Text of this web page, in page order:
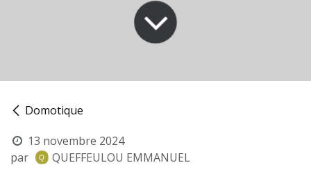
Domotique
13 novembre 2024
par
QUEFFEULOU EMMANUEL